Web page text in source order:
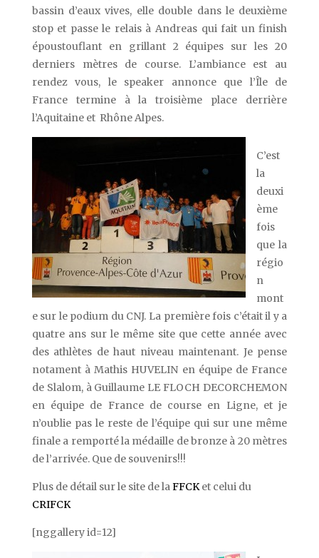
bassin d’eaux vives, elle double dans le deuxième
stop et passe le relais à Andreas qui fait un finish
époustouflant en grillant 2 équipes sur les 20
derniers mètres de course. L’ambiance est au
rendez vous, le speaker annonce que l’Île de
France termine à la troisième place derrière
l’Aquitaine et Rhône Alpes.
C’est
la
deuxi
ème
fois
que la
régio
n
mont
e sur le podium du CNJ. La première fois c’était il y a
quatre ans sur le même site que cette année avec
des athlètes de haut niveau maintenant. Je pense
notament à Mathis HUVELIN en équipe de France
de Slalom, à Guillaume LE FLOCH DECORCHEMON
en équipe de France de course en Ligne, et je
n’oublie pas le reste de l’équipe qui sur une même
finale a remporté la médaille de bronze à 20 mètres
de l’arrivée. Que de souvenirs!!!
Plus de détail sur le site de laFFCKet celui du
CRIFCK
[nggallery id=12]